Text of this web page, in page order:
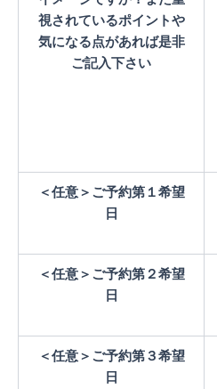
視されているポイントや
気になる点があれば是非
ご記入下さい
＜任意＞ ご予約第１希望
日
＜任意＞ ご予約第２希望
日
＜任意＞ ご予約第３希望
日